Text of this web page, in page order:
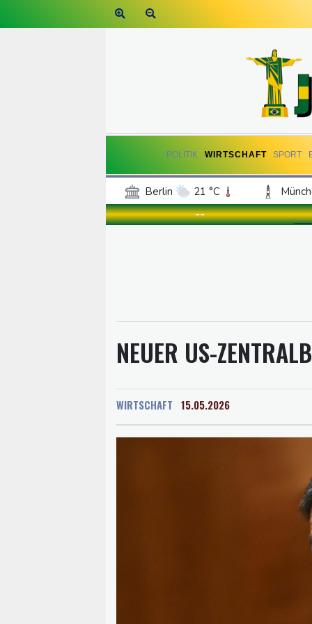
POLITIK WIRTSCHAFT SPORT
Berlin 21 °C
Frankfurt am Main
21 °C
--
NEUER US-
WIRTSCHAFT 15.05.2026